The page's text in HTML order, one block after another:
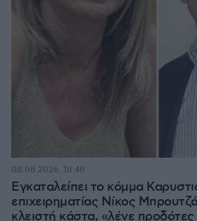
Εγκαταλείπει το κόμμα
επιχειρηματίας Νίκος
κλειστή κάστα, «λένε
08.08.2026, 18:48